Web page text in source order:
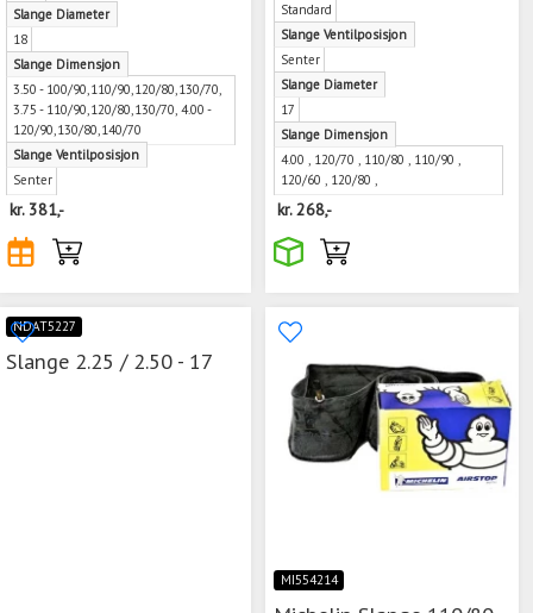
Slange Diameter
18
Slange Dimensjon
3.50 - 100/90,110/90,120/80,130/70,
3.75 - 110/90,120/80,130/70, 4.00 -
120/90,130/80,140/70
Slange Ventilposisjon
Senter
kr. 381,-
Standard
Slange Ventilposisjon
Senter
Slange Diameter
17
Slange Dimensjon
4.00 , 120/70 , 110/80 , 110/90 ,
120/60 , 120/80 ,
kr.268,-
NDAT5227
Slange 2.25 / 2.50 - 17
MI554214